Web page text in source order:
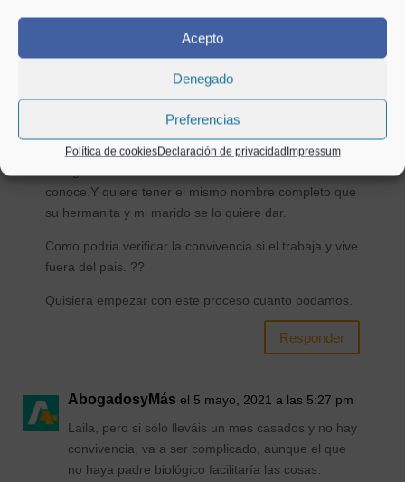
Acepto
Denegado
Preferencias
Política de cookiesDeclaración de privacidadImpressum
años quiere adoptar y dar los apellidos a mi hija de 9
El es Italaino y trabaja en Reino Unido. Viene siempre
hija en comun. Ha sido siempre como un padre para
mi hija de 9 años. Ella tiene mis apellidos. Su padre
conoce.Y quiere tener el mismo nombre completo que
su hermanita y mi marido se lo quiere dar.
Como podria verificar la convivencia si el trabaja y vive
fuera del pais. ??
Quisiera empezar con este proceso cuanto podamos.
Responder
AbogadosyMás el 5 mayo, 2021 a las 5:27 pm
Laila, pero si sólo lleváis un mes casados y no hay
convivencia, va a ser complicado, aunque el que
no haya padre biológico facilitaría las cosas.